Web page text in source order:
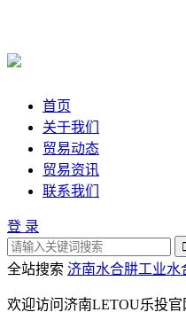
首页
关于我们
贸易动态
贸易资讯
联系我们
登 录
全站搜索 济南水合肼工业水
欢迎访问济南LETOU乐投官